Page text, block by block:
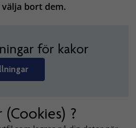
bort dem.
för kakor
(Cookies) ?